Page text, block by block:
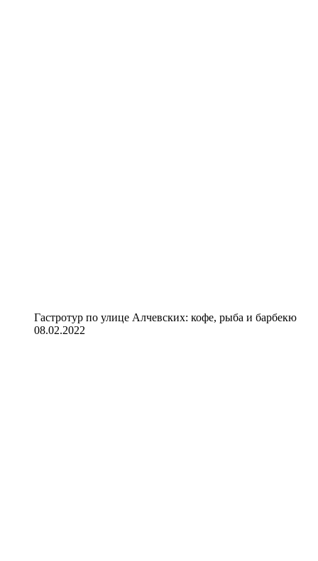
Гастротур по улице Алчевских: кофе, рыба и барбекю
08.02.2022